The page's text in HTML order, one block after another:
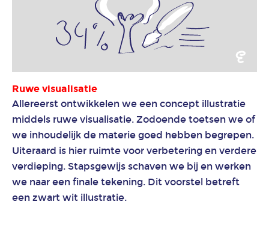
Ruwe visualisatie
Allereerst ontwikkelen we een concept illustratie
middels ruwe visualisatie. Zodoende toetsen we of
we inhoudelijk de materie goed hebben begrepen.
Uiteraard is hier ruimte voor verbetering en verdere
verdieping. Stapsgewijs schaven we bij en werken
we naar een finale tekening. Dit voorstel betreft
een zwart wit illustratie.